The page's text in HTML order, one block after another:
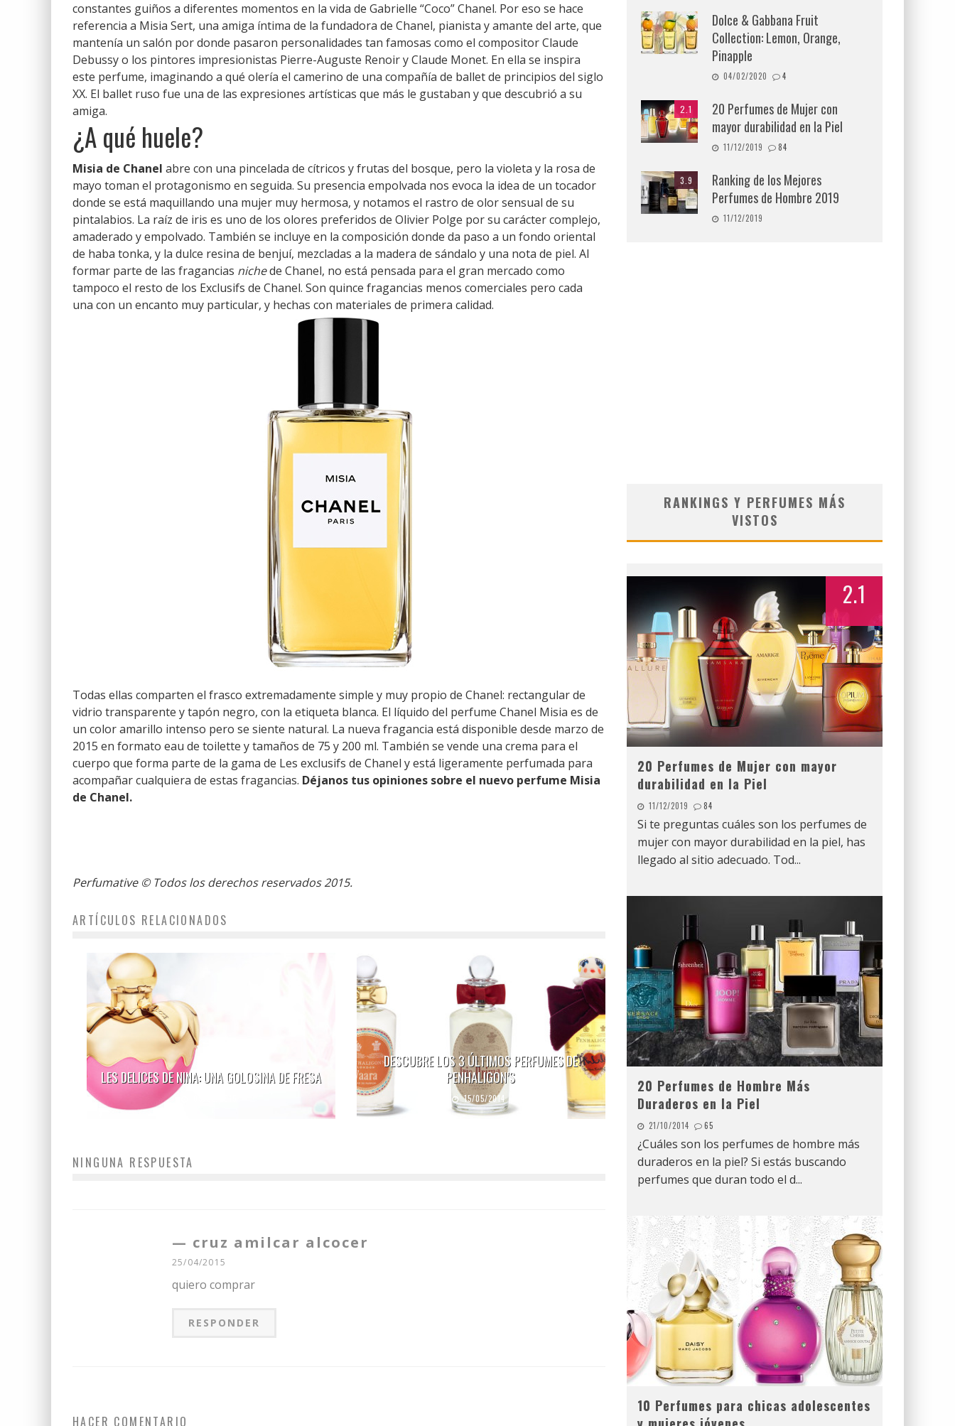
constantes guiños a diferentes momentos en la vida de Gabrielle “Coco” Chanel. Por eso se hace
referencia a Misia Sert, una amiga íntima de la fundadora de Chanel, pianista y amante del arte, que
mantenía un salón por donde pasaron personalidades tan famosas como el compositor Claude
Debussy o los pintores impresionistas Pierre-Auguste Renoir y Claude Monet. En ella se inspira
este perfume, imaginando a qué olería el camerino de una compañía de ballet de principios del siglo
XX. El ballet ruso fue una de las expresiones artísticas que más le gustaban y que descubrió a su
amiga.
¿A qué huele?
Misia de Chanel abre con una pincelada de cítricos y frutas del bosque, pero la violeta y la rosa de
mayo toman el protagonismo en seguida. Su presencia empolvada nos evoca la idea de un tocador
donde se está maquillando una mujer muy hermosa, y notamos el rastro de olor sensual de su
pintalabios. La raíz de iris es uno de los olores preferidos de Olivier Polge por su carácter complejo,
amaderado y empolvado. También se incluye en la composición donde da paso a un fondo oriental
de haba tonka, y la dulce resina de benjuí, mezcladas a la madera de sándalo y una nota de piel. Al
formar parte de las fragancias nichede Chanel, no está pensada para el gran mercado como
tampoco el resto de los Exclusifs de Chanel. Son quince fragancias menos comerciales pero cada
una con un encanto muy particular, y hechas con materiales de primera calidad.
Todas ellas comparten el frasco extremadamente simple y muy propio de Chanel: rectangular de
vidrio transparente y tapón negro, con la etiqueta blanca. El líquido del perfume Chanel Misia es de
un color amarillo intenso pero se siente natural. La nueva fragancia está disponible desde marzo de
2015 en formato eau de toilette y tamaños de 75 y 200 ml. También se vende una crema para el
cuerpo que forma parte de la gama de Les exclusifs de Chanel y está ligeramente perfumada para
acompañar cualquiera de estas fragancias. Déjanos tus opiniones sobre el nuevo perfume Misia
de Chanel.
Perfumative© Todos los derechos reservados 2015.
ARTÍCULOS RELACIONADOS
LES DELICES DE NINA: UNA GOLOSINA DE FRESA
DESCUBRE LOS 3 ÚLTIMOS PERFUMES DE
PENHALIGON’S
15/05/2014
NINGUNA RESPUESTA
cruz amilcar alcocer
25/04/2015
quiero comprar
RESPONDER
HACER COMENTARIO
Dolce & Gabbana Fruit
Collection: Lemon, Orange,
Pinapple
04/02/2020 4
2.1
20 Perfumes de Mujer con
mayor durabilidad en la Piel
11/12/2019 84
3.9
Ranking de los Mejores
Perfumes de Hombre 2019
11/12/2019
RANKINGS Y PERFUMES MÁS
VISTOS
2.1
20 Perfumes de Mujer con mayor
durabilidad en la Piel
11/12/2019 84
Si te preguntas cuáles son los perfumes de
mujer con mayor durabilidad en la piel, has
llegado al sitio adecuado. Tod...
20 Perfumes de Hombre Más
Duraderos en la Piel
21/10/2014 65
¿Cuáles son los perfumes de hombre más
duraderos en la piel? Si estás buscando
perfumes que duran todo el d...
10 Perfumes para chicas adolescentes